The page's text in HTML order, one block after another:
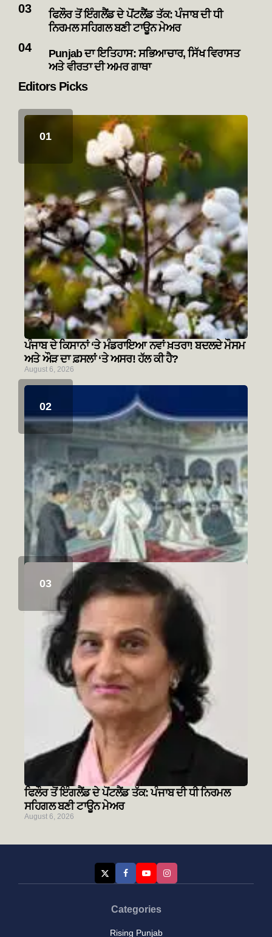
ਫਿਲੌਰ ਤੋਂ ਇੰਗਲੈਂਡ ਦੇ ਪੋਂਟਲੈਂਡ ਤੱਕ: ਪੰਜਾਬ ਦੀ ਧੀ
ਨਿਰਮਲ ਸਹਿਗਲ ਬਣੀ ਟਾਊਨ ਮੇਅਰ
Punjab ਦਾ ਇਤਿਹਾਸ: ਸਭਿਆਚਾਰ, ਸਿੱਖ ਵਿਰਾਸਤ
ਅਤੇ ਵੀਰਤਾ ਦੀ ਅਮਰ ਗਾਥਾ
Editors Picks
ਪੰਜਾਬ ਦੇ ਕਿਸਾਨਾਂ ‘ਤੇ ਮੰਡਰਾਇਆ ਨਵਾਂ ਖ਼ਤਰਾ! ਬਦਲਦੇ ਮੌਸਮ
ਅਤੇ ਔੜ ਦਾ ਫ਼ਸਲਾਂ ‘ਤੇ ਅਸਰ! ਹੱਲ ਕੀ ਹੈ?
August 6, 2026
ਸਿੱਖ ਇਤਿਹਾਸ ਅਤੇ ਚਾਬੀਆਂ ਦਾ ਮੋਰਚਾ
August 6, 2026
ਫਿਲੌਰ ਤੋਂ ਇੰਗਲੈਂਡ ਦੇ ਪੋਂਟਲੈਂਡ ਤੱਕ: ਪੰਜਾਬ ਦੀ ਧੀ ਨਿਰਮਲ
ਸਹਿਗਲ ਬਣੀ ਟਾਊਨ ਮੇਅਰ
August 6, 2026
Categories
Rising Punjab